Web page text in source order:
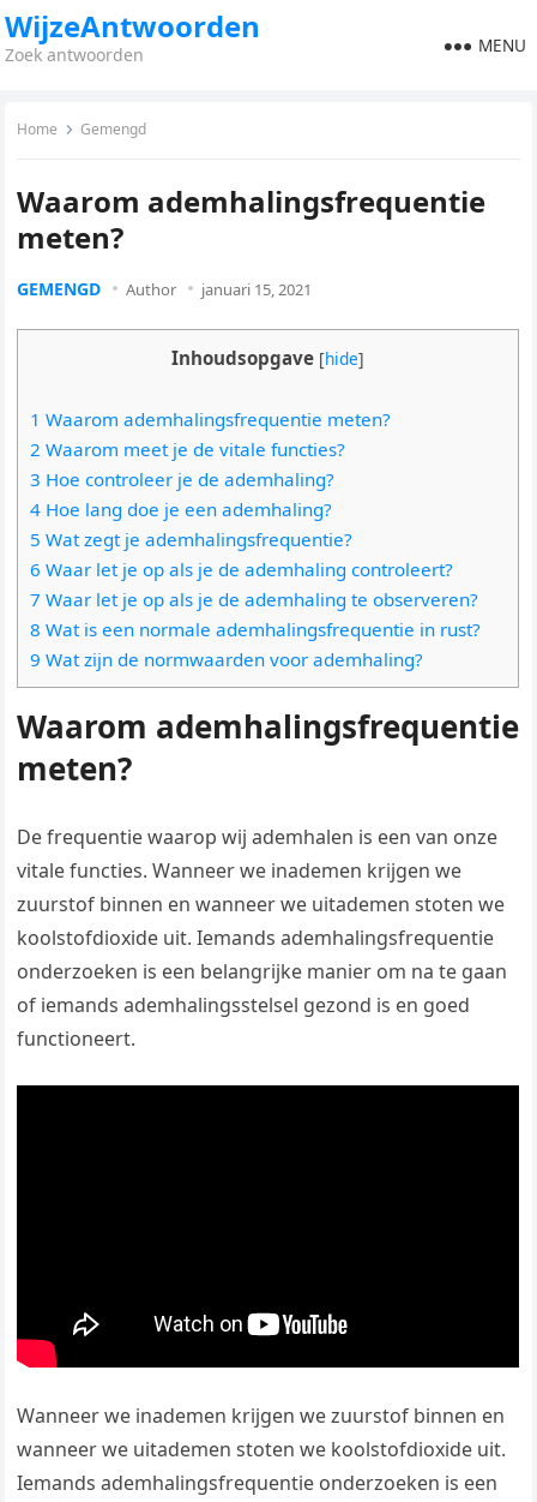
WijzeAntwoorden
Zoek antwoorden MENU
Home Gemengd
Waarom ademhalingsfrequentie
meten?
GEMENGD Author januari 15, 2021
Inhoudsopgave [hide]
1 Waarom ademhalingsfrequentie meten?
2 Waarom meet je de vitale functies?
3 Hoe controleer je de ademhaling?
4 Hoe lang doe je een ademhaling?
5 Wat zegt je ademhalingsfrequentie?
6 Waar let je op als je de ademhaling controleert?
7 Waar let je op als je de ademhaling te observeren?
8 Wat is een normale ademhalingsfrequentie in rust?
9 Wat zijn de normwaarden voor ademhaling?
Waarom ademhalingsfrequentie
meten?
De frequentie waarop wij ademhalen is een van onze
vitale functies. Wanneer we inademen krijgen we
zuurstof binnen en wanneer we uitademen stoten we
koolstofdioxide uit. Iemands ademhalingsfrequentie
onderzoeken is een belangrijke manier om na te gaan
of iemands ademhalingsstelsel gezond is en goed
functioneert.
Wanneer we inademen krijgen we zuurstof binnen en
wanneer we uitademen stoten we koolstofdioxide uit.
Iemands ademhalingsfrequentie onderzoeken is een